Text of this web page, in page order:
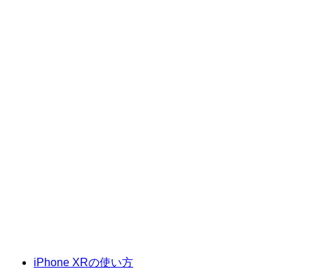
iPhone XRの使い方